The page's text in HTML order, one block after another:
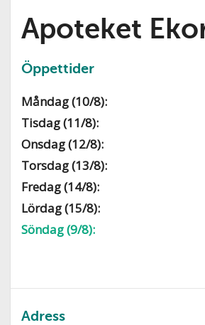
Apoteket
Öppettider
Måndag (10/8):
Tisdag (11/8):
Onsdag (12/8):
Torsdag (13/8):
Fredag (14/8):
Lördag (15/8):
Söndag (9/8):
Adress